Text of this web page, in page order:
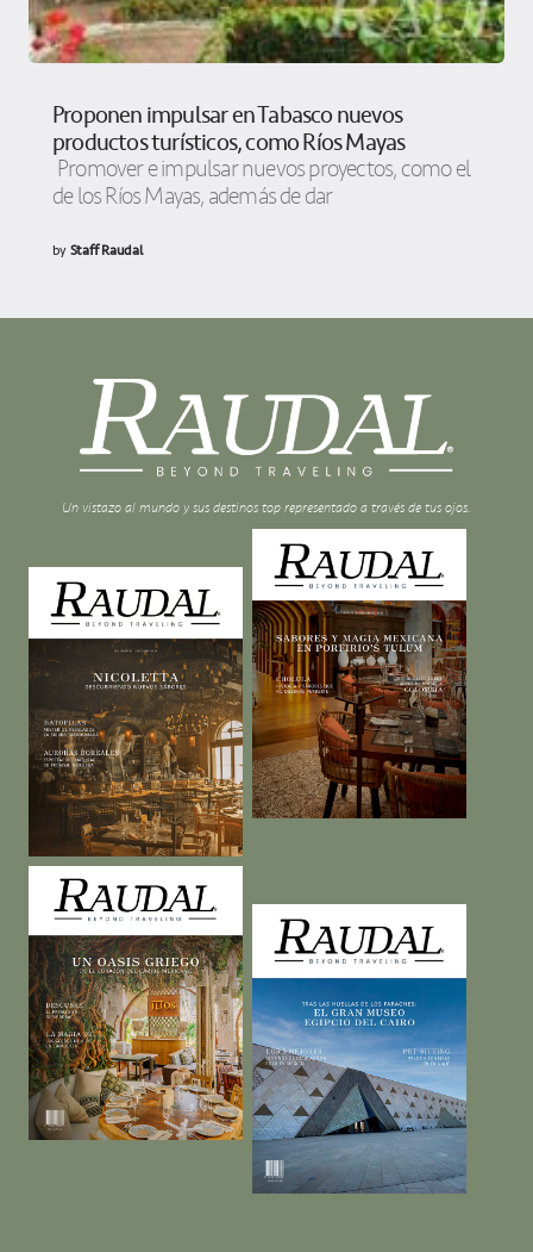
Proponen impulsar en Tabasco nuevos
productos turísticos, como Ríos Mayas
Promover e impulsar nuevos proyectos, como el
de los Ríos Mayas, además de dar
byStaff Raudal
Un vistazo al mundo y sus destinos top representado a través de tus ojos.